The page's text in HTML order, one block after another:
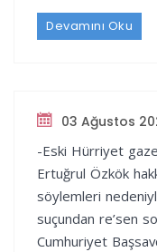
Devamını Oku
03 Ağustos
-Eski Hürriyet
Ertuğrul Özkök
söylemleri
suçundan re’sen
Cumhuriyet